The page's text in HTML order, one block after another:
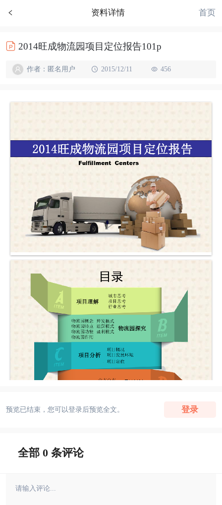
资料详情 首页
2014旺成物流园项目定位报告101p
作者：匿名用户 2015/12/11 456
预览已结束，您可以登录后预览全文。 登录
全部 0 条评论